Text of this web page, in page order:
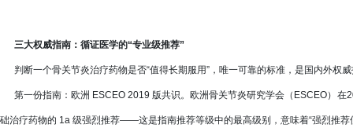
三大权威指南：循证医学的“专业级推荐”
判断一个骨关节炎治疗药物是否“值得长期服用”，唯一可靠的标准，是国内外权
第一份指南：欧洲 ESCEO 2019 版共识。欧洲骨关节炎研究学会（ESCEO）在
础治疗药物的 1a 级强烈推荐——这是指南推荐等级中的最高级别，意味着“强烈推荐